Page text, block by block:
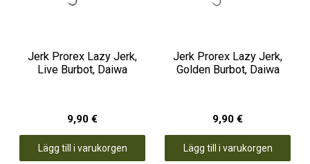
Jerk Prorex Lazy Jerk,
Live Burbot, Daiwa
9,90 €
Lägg till i varukorgen
Jerk Prorex Lazy Jerk,
Golden Burbot, Daiwa
9,90 €
Lägg till i varukorgen